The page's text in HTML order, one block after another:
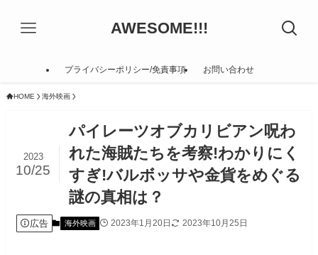
AWESOME!!!
プライバシーポリシー/免責事項 お問い合わせ
HOME 海外映画
パイレーツオブカリビアン呪わ
れた海賊たちを考察!わかりにく
すぎ!バルボッサや金貨をめぐる
謎の真相は？
2023
10/25
広告 海外映画 2023年1月20日 2023年10月25日